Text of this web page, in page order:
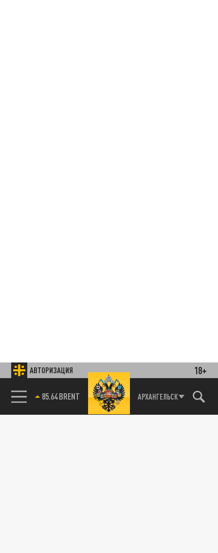
АВТОРИЗАЦИЯ 18+
85.64 BRENT АРХАНГЕЛЬСК